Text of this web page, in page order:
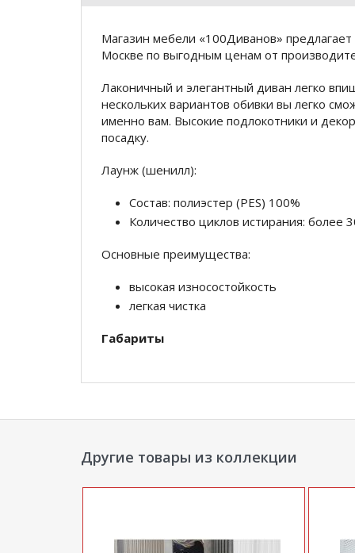
Магазин мебели «100Диванов»
Москве по выгодным ценам от
Лаконичный и элегантный диван легко
нескольких вариантов обивки вы легко
именно вам. Высокие подлокотники и
посадку.
Лаунж (шенилл):
Состав: полиэстер (PES) 100%
Количество циклов истирания: более
Основные преимущества:
высокая износостойкость
легкая чистка
Габариты
глубина сиденья (мм): 520
место
Другие товары из коллекции